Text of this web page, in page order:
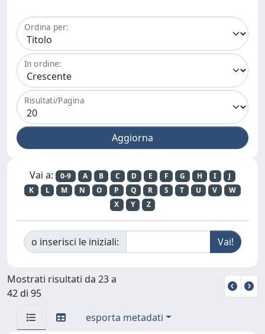
Ordina per:
In ordine:
Risultati/Pagina
Vai a: 0-9 A B C D E F G H I
J
K
L M N O P Q R S T U V
W
X
Y Z
o inserisci le iniziali:
Mostrati risultati da 23 a
42 di 95
esporta metadati